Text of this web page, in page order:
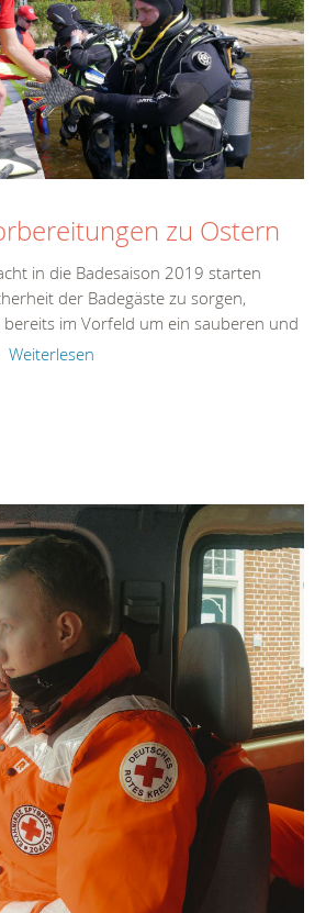
zu Ostern
in die Badesaison 2019 starten
der Badegäste zu sorgen,
im Vorfeld um ein sauberen und
Weiterlesen